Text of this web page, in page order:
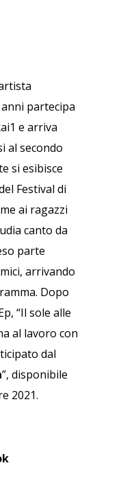
anni partecipa
e arriva
al secondo
si esibisce
Festival di
ai ragazzi
canto da
parte
arrivando
Dopo
“Il sole alle
al lavoro con
dal
”, disponibile
2021.